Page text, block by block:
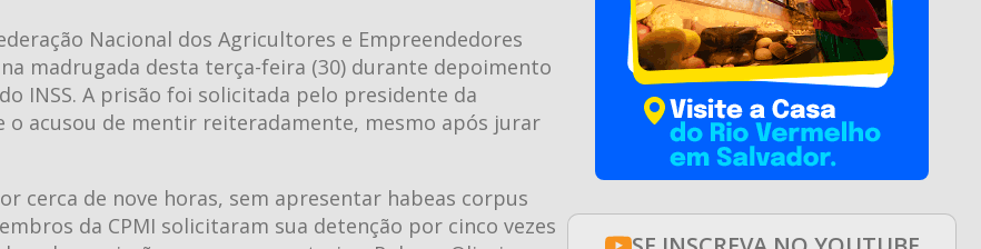
Nacional dos Agricultores e Empreendedores
madrugada desta terça-feira (30) durante depoimento
INSS. A prisão foi solicitada pelo presidente da
o acusou de mentir reiteradamente, mesmo após jurar
cerca de nove horas, sem apresentar habeas corpus
da CPMI solicitaram sua detenção por cinco vezes